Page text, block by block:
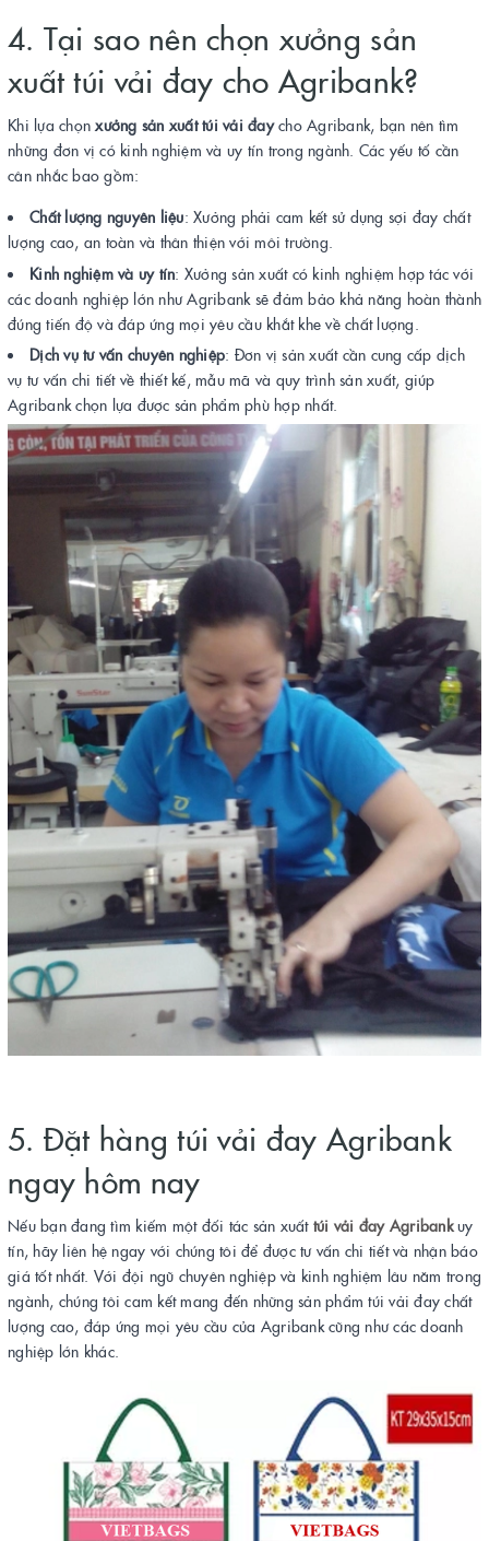
4. Tại sao nên chọn xưởng sản
xuất túi vải đay cho Agribank?
Khi lựa chọnxưởng sản xuất túi vải đaycho Agribank, bạn nên tìm
những đơn vị có kinh nghiệm và uy tín trong ngành. Các yếu tố cần
cân nhắc bao gồm:
Chất lượng nguyên liệu: Xưởng phải cam kết sử dụng sợi đay chất
lượng cao, an toàn và thân thiện với môi trường.
Kinh nghiệm và uy tín: Xưởng sản xuất có kinh nghiệm hợp tác với
các doanh nghiệp lớn như Agribank sẽ đảm bảo khả năng hoàn thành
đúng tiến độ và đáp ứng mọi yêu cầu khắt khe về chất lượng.
Dịch vụ tư vấn chuyên nghiệp: Đơn vị sản xuất cần cung cấp dịch
vụ tư vấn chi tiết về thiết kế, mẫu mã và quy trình sản xuất, giúp
Agribank chọn lựa được sản phẩm phù hợp nhất.
5. Đặt hàng túi vải đay Agribank
ngay hôm nay
Nếu bạn đang tìm kiếm một đối tác sản xuất túi vải đay Agribankuy
tín, hãy liên hệ ngay với chúng tôi để được tư vấn chi tiết và nhận báo
giá tốt nhất. Với đội ngũ chuyên nghiệp và kinh nghiệm lâu năm trong
ngành, chúng tôi cam kết mang đến những sản phẩm túi vải đay chất
lượng cao, đáp ứng mọi yêu cầu của Agribank cũng như các doanh
nghiệp lớn khác.